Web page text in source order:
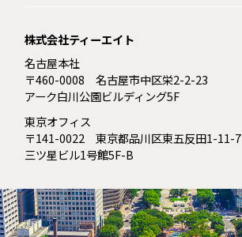
株式会社ティーエイト
名古屋本社
〒460-0008 名古屋市中区栄2-2-23
アーク白川公園ビルディング5F
東京オフィス
〒141-0022 東京都品川区東五反田1-11-7
三ツ星ビル1号館5F-B